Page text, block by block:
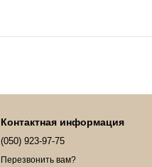
Контактная информация
(050) 923-97-75
Перезвонить вам?